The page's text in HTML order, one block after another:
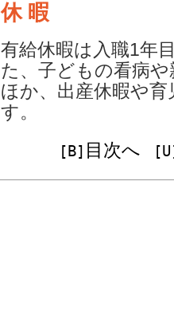
休 暇
有給休暇は入職1年
た、子どもの看病
ほか、出産休暇や
す。
[B] 目次へ